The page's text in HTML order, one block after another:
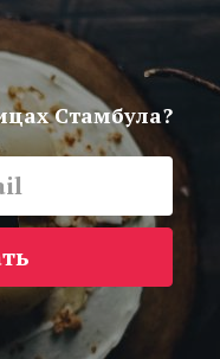
Стамбула?